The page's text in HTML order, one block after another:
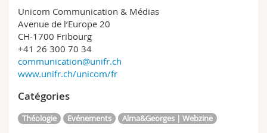
Unicom Communication & Médias
Avenue de l’Europe 20
CH-1700 Fribourg
+41 26 300 70 34
communication@unifr.ch
www.unifr.ch/unicom/fr
Catégories
Théologie Evénements Alma&Georges | Webzine